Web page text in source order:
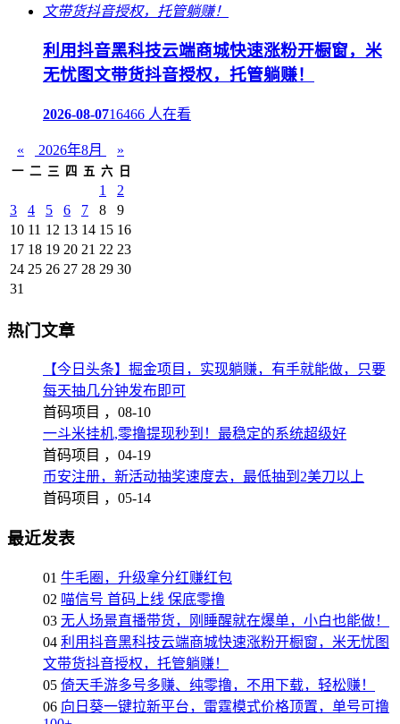
利用抖音黑科技云端商城快速涨粉开橱窗，米
无忧图文带货抖音授权，托管躺赚！
2026-08-0716466 人在看
« 2026年8月 »
一 二 三 四 五 六 日
1
2
3
4 5 6 7 8
9
10 11 12 13 14 15 16
17 18 19 20 21 22 23
24 25 26 27 28 29 30
31
热门文章
【今日头条】掘金项目，实现躺赚，有手就能做，只要
每天抽几分钟发布即可
首码项目 ， 08-10
一斗米挂机,零撸提现秒到！最稳定的系统超级好
首码项目 ， 04-19
币安注册，新活动抽奖速度去，最低抽到2美刀以上
首码项目 ， 05-14
最近发表
01 牛毛圈，升级拿分红赚红包
02 喵信号 首码上线 保底零撸
03 无人场景直播带货，刚睡醒就在爆单，小白也能做！
04 利用抖音黑科技云端商城快速涨粉开橱窗，米无忧图
文带货抖音授权，托管躺赚！
05 倚天手游多号多赚、纯零撸，不用下载，轻松赚！
06 向日葵一键拉新平台，雷霆模式价格顶置，单号可撸